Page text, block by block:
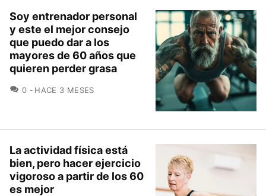
Soy entrenador personal
y este el mejor consejo
que puedo dar a los
mayores de 60 años que
quieren perder grasa
0 COMENTARIOS
HACE 3 MESES
La actividad física está
bien, pero hacer ejercicio
vigoroso a partir de los 60
es mejor